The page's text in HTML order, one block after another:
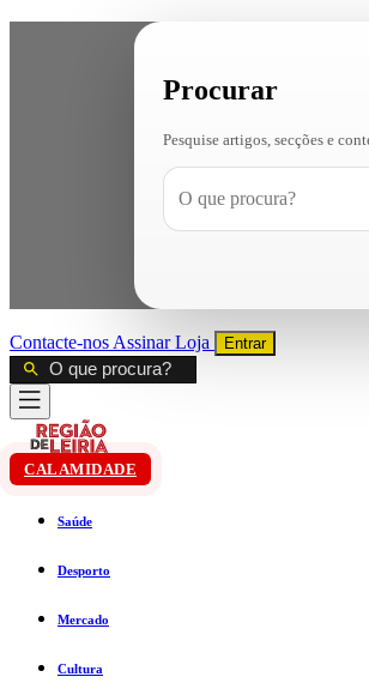
Procurar
Pesquise artigos, secções e
Contacte-nos AssinarLoja Entrar
CALAMIDADE
Saúde
Desporto
Mercado
Cultura